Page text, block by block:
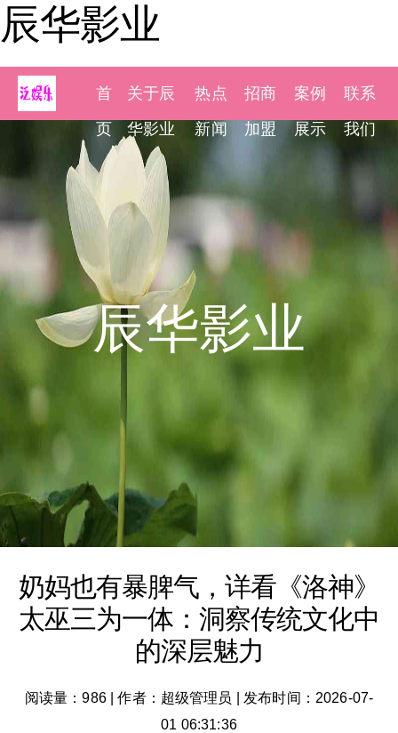
辰华影业
首
页
关于辰
华影业
热点
新闻
招商
加盟
案例
展示
联系
我们
辰华影业
奶妈也有暴脾气，详看《洛神》
太巫三为一体：洞察传统文化中
的深层魅力
阅读量：986|作者：超级管理员
发布时间：2026-07-
01 06:31:36